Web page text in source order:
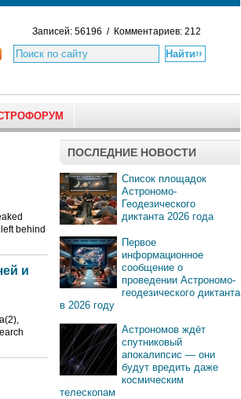
Записей: 56196 / Комментариев: 212
behind
и
ПОСЛЕДНИЕ НОВОСТИ
Список площадок
Астрономо-
Геодезического
диктанта 2026 года
Первое
информационное
сообщение о
проведении Астрономо-
геодезического диктанта
в 2026 году
Астрономов ждёт
спутниковый
апокалипсис — они
будут вредить даже
космическим
телескопам